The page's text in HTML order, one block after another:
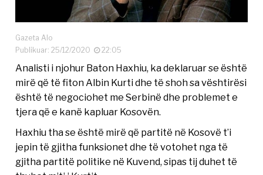
Gazeta Alo
Publikuar: 25/12/2020
22:05
Analisti i njohur Baton Haxhiu, ka deklaruar se është
mirë që të fiton Albin Kurti dhe të shoh sa vështirësi
është të negociohet me Serbinë dhe problemet e
tjera që e kanë kapluar Kosovën.
Haxhiu tha se është mirë që partitë në Kosovë t’i
jepin të gjitha funksionet dhe të votohet nga të
gjitha partitë politike në Kuvend, sipas tij duhet të